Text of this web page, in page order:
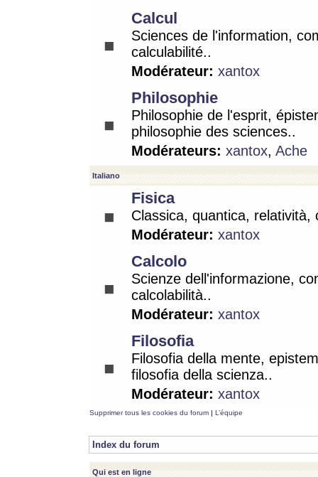
Calcul
Sciences de l'information,
calculabilité..
Modérateur: xantox
Philosophie
Philosophie de l'esprit,
philosophie des sciences..
Modérateurs: xantox, Ache
Italiano
Fisica
Classica, quantica, relatività,
Modérateur: xantox
Calcolo
Scienze dell'informazione,
calcolabilità..
Modérateur: xantox
Filosofia
Filosofia della mente,
filosofia della scienza..
Modérateur: xantox
Supprimer tous les cookies du forum | L’équipe
Index du forum
Qui est en ligne